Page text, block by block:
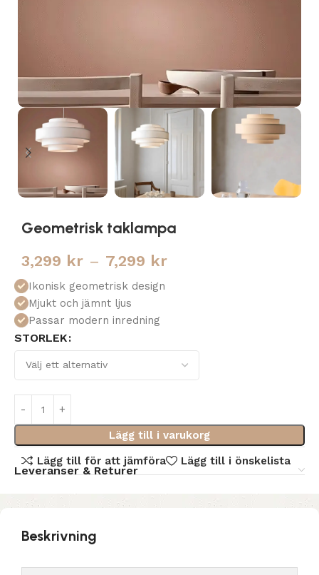
Geometrisk taklampa
3,299 kr – 7,299 kr
Ikonisk geometrisk design
Mjukt och jämnt ljus
Passar modern inredning
STORLEK
Lägg till i varukorg
Lägg till för att jämföra
Lägg till i önskelista
Leveranser & Returer
Beskrivning